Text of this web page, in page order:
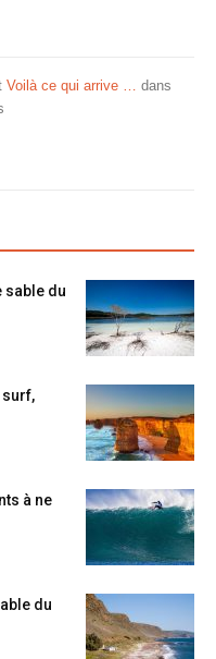
Voilà ce qui arrive … dans
sable du
surf,
à ne
du